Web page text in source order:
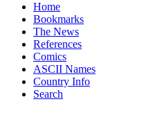
Home
Bookmarks
The News
References
Comics
ASCII Names
Country Info
Search